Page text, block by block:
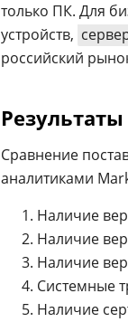
только ПК. Для
устройств,
российский
Сравнение
аналитиками
Наличие
Наличие
Наличие
Системные
Наличие